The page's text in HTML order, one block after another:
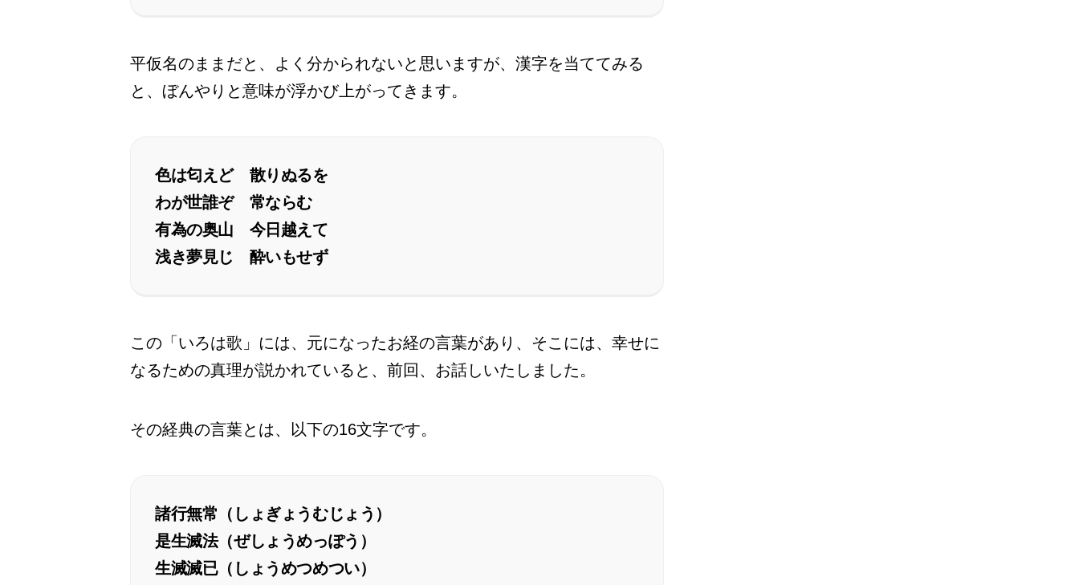
平仮名のままだと、よく分かられないと思いますが、漢字を当ててみる
と、ぼんやりと意味が浮かび上がってきます。
色は匂えど 散りぬるを
わが世誰ぞ 常ならむ
有為の奥山 今日越えて
浅き夢見じ 酔いもせず
この「いろは歌」には、元になったお経の言葉があり、そこには、幸せに
なるための真理が説かれていると、前回、お話しいたしました。
その経典の言葉とは、以下の16文字です。
諸行無常（しょぎょうむじょう）
是生滅法（ぜしょうめっぽう）
生滅滅已（しょうめつめつい）